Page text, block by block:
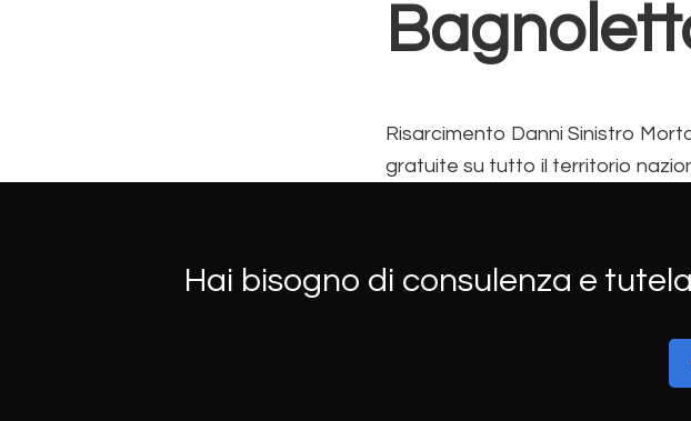
Risarcimento Danni Sinistro
gratuite su tutto il territorio
Hai bisogno di consulenza e